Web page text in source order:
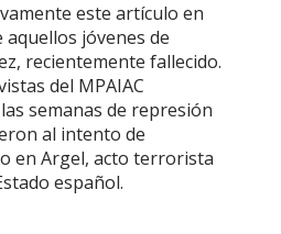
este artículo en
jóvenes de
recientemente fallecido.
del MPAIAC
semanas de represión
al intento de
en Argel, acto terrorista
español.